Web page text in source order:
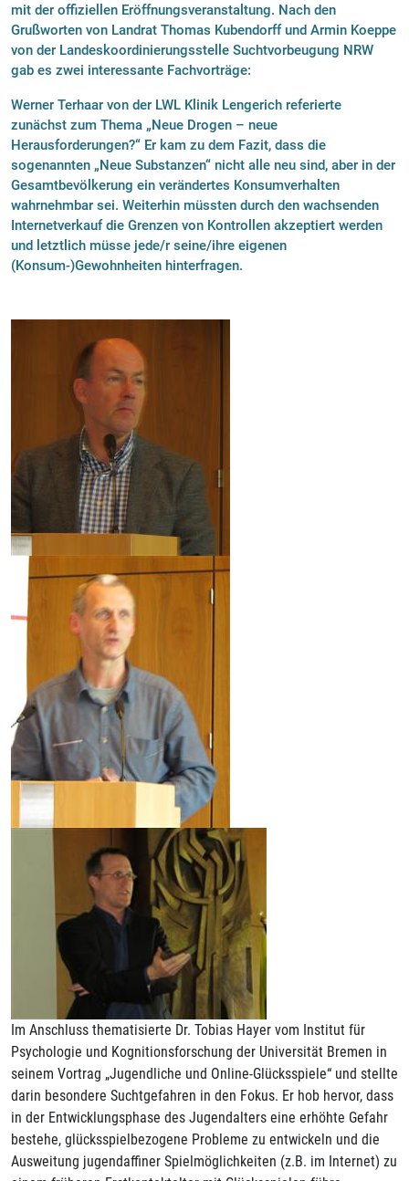
mit der offiziellen Eröffnungsveranstaltung. Nach den
Grußworten von Landrat Thomas Kubendorff und Armin Koeppe
von der Landeskoordinierungsstelle Suchtvorbeugung NRW
gab es zwei interessante Fachvorträge:
Werner Terhaar von der LWL Klinik Lengerich referierte
zunächst zum Thema „Neue Drogen – neue
Herausforderungen?“ Er kam zu dem Fazit, dass die
sogenannten „Neue Substanzen“ nicht alle neu sind, aber in der
Gesamtbevölkerung ein verändertes Konsumverhalten
wahrnehmbar sei. Weiterhin müssten durch den wachsenden
Internetverkauf die Grenzen von Kontrollen akzeptiert werden
und letztlich müsse jede/r seine/ihre eigenen
(Konsum-)Gewohnheiten hinterfragen.
Im Anschluss thematisierte Dr. Tobias Hayer vom Institut für
Psychologie und Kognitionsforschung der Universität Bremen in
seinem Vortrag „Jugendliche und Online-Glücksspiele“ und stellte
darin besondere Suchtgefahren in den Fokus. Er hob hervor, dass
in der Entwicklungsphase des Jugendalters eine erhöhte Gefahr
bestehe, glücksspielbezogene Probleme zu entwickeln und die
Ausweitung jugendaffiner Spielmöglichkeiten (z.B. im Internet) zu